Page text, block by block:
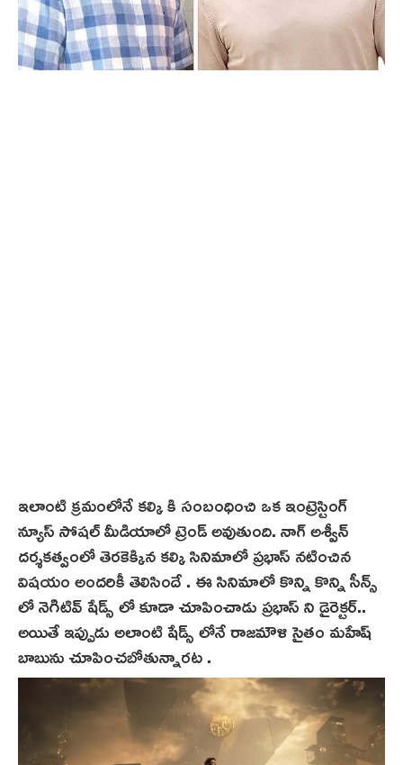
ఇలాంటి క్రమంలోనే కల్కి కి సంబంధించి ఒక ఇంట్రెస్టింగ్
న్యూస్ సోషల్ మీడియాలో ట్రెండ్ అవుతుంది. నాగ్ అశ్వీన్
దర్శకత్వంలో తెరకెక్కిన కల్కి సినిమాలో ప్రభాస్ నటించిన
విషయం అందరికీ తెలిసిందే . ఈ సినిమాలో కొన్ని కొన్ని సీన్స్
లో నెగిటివ్ షేడ్స్ లో కూడా చూపించాడు ప్రభాస్ ని డైరెక్టర్..
అయితే ఇప్పుడు అలాంటి షేడ్స్ లోనే రాజమౌళి సైతం మహేష్
బాబును చూపించబోతున్నారట .